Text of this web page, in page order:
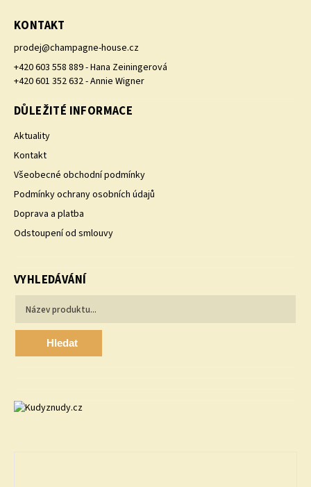
KONTAKT
prodej@champagne-house.cz
+420 603 558 889 - Hana Zeiningerová
+420 601 352 632 - Annie Wigner
DŮLEŽITÉ INFORMACE
Aktuality
Kontakt
Všeobecné obchodní podmínky
Podmínky ochrany osobních údajů
Doprava a platba
Odstoupení od smlouvy
VYHLEDÁVÁNÍ
Hledat